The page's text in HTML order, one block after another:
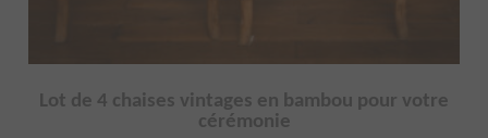
Lot de 4 chaises vintages en bambou pour votre
cérémonie